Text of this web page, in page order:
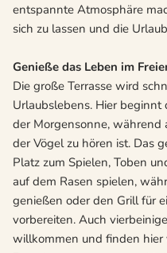
entspannte Atmosphäre
sich zu lassen und die
Genieße das Leben im
Die große Terrasse wird
Urlaubslebens. Hier beginnt
der Morgensonne, während
der Vögel zu hören ist. Das
Platz zum Spielen, Toben
auf dem Rasen spielen,
genießen oder den Grill für
vorbereiten. Auch
willkommen und finden hier